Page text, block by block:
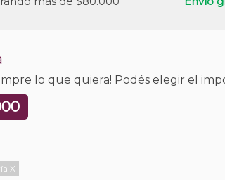
lo que quiera! Podés elegir el
X